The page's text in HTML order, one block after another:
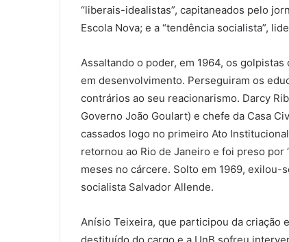
“liberais-idealistas”, capitaneados pelo
Escola Nova; e a “tendência socialista”,
Assaltando o poder, em 1964, os
em desenvolvimento. Perseguiram os
contrários ao seu reacionarismo. Darcy
Governo João Goulart) e chefe da Casa
cassados logo no primeiro Ato
retornou ao Rio de Janeiro e foi preso por
meses no cárcere. Solto em 1969, exilou-
socialista Salvador Allende.
Anísio Teixeira, que participou da criação